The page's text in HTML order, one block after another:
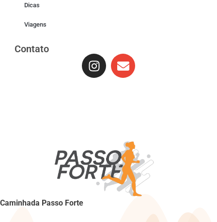
Dicas
Viagens
Contato
Caminhada Passo Forte